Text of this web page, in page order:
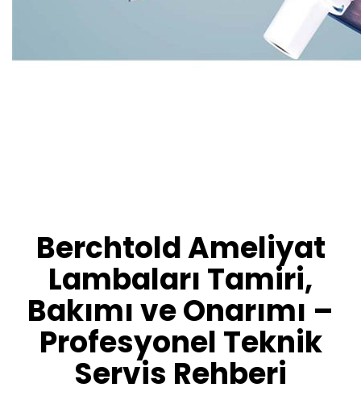
Berchtold Ameliyat
Lambaları Tamiri,
Bakımı ve Onarımı –
Profesyonel Teknik
Servis Rehberi